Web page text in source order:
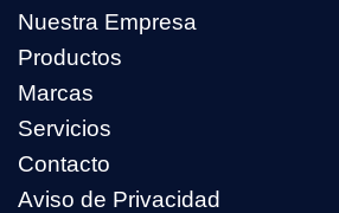
Nuestra Empresa
Productos
Marcas
Servicios
Contacto
Aviso de Privacidad